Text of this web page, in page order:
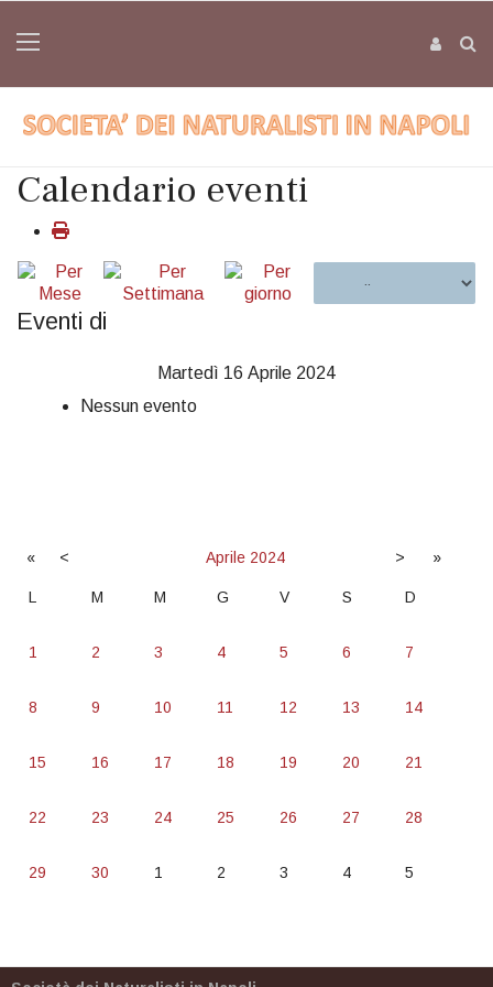
Calendario eventi
Eventi di
Martedì 16 Aprile 2024
Nessun evento
« < Aprile 2024 > »
L M M G V S D
1 2 3 4 5 6 7
8 9 10 11 12 13 14
15 16 17 18 19 20 21
22 23 24 25 26 27 28
29 30 1 2 3 4 5